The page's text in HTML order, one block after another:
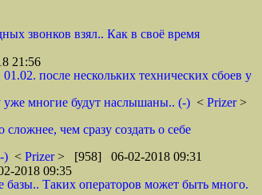
звонков взял.. Как в своё время
21:56
после нескольких технических сбоев у
уже многие будут наслышаны.. (-) < Prizer>
чем сразу создать о себе
) < Prizer> [958] 06-02-2018 09:31
2018 09:35
Таких операторов может быть много.